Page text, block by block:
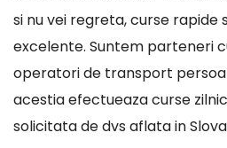
si nu vei regreta, curse rapide
excelente. Suntem parteneri
operatori de transport
acestia efectueaza curse
solicitata de dvs aflata in